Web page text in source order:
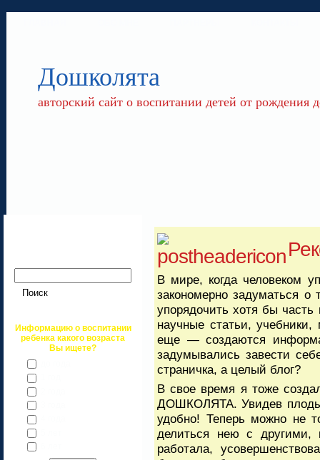
Дошколята
авторский сайт о воспитании детей от рождения
Информацию о воспитании
ребенка какого возраста
Вы ищете?
В мире, когда человеком
закономерно задуматься
упорядочить хотя бы
научные статьи, учебники,
еще — создаются
задумывались завести
страничка, а целый блог?
В свое время я тоже
ДОШКОЛЯТА. Увидев плоды
удобно! Теперь можно не
делиться нею с другими,
работала,